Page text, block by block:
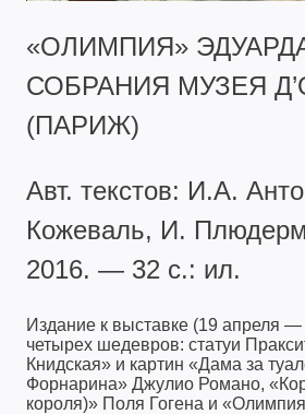
«ОЛИМПИЯ»
СОБРАНИЯ МУЗЕЯ
(ПАРИЖ)
Авт. текстов: И.А.
Кожеваль, И.
2016. — 32 с.: ил.
Издание к выставке (19 апреля
четырех шедевров: статуи
Книдская» и картин «Дама за
Форнарина» Джулио Романо,
короля)» Поля Гогена и